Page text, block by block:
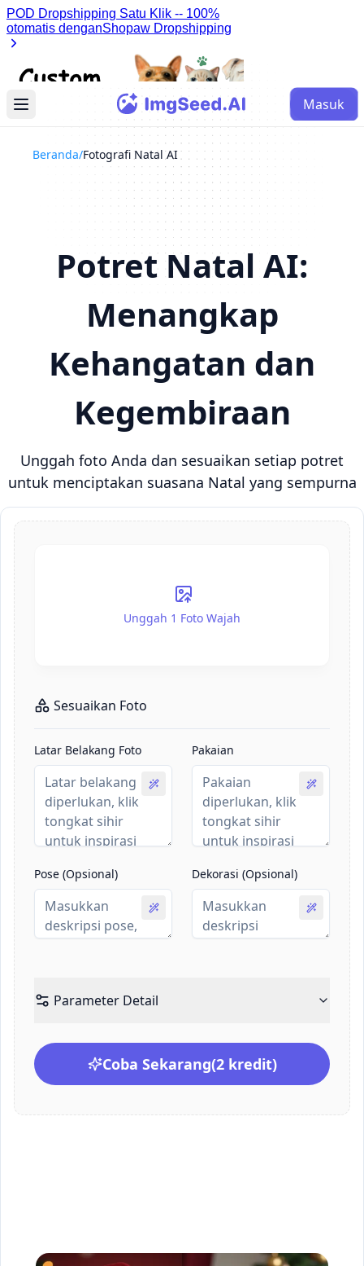
Masuk
Beranda/Fotografi Natal AI
Potret Natal AI:
Menangkap
Kehangatan dan
Kegembiraan
Unggah foto Anda dan sesuaikan setiap potret
untuk menciptakan suasana Natal yang sempurna
Unggah 1 Foto Wajah
Sesuaikan Foto
Latar Belakang Foto Pakaian
Pose (Opsional) Dekorasi (Opsional)
Parameter Detail
Coba Sekarang(2 kredit)